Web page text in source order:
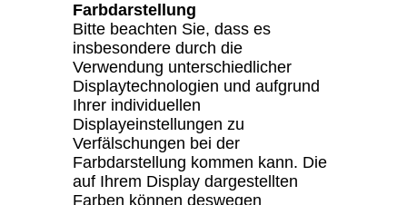
Farbdarstellung
Bitte beachten Sie, dass es
insbesondere durch die
Verwendung unterschiedlicher
Displaytechnologien und aufgrund
Ihrer individuellen
Displayeinstellungen zu
Verfälschungen bei der
Farbdarstellung kommen kann. Die
auf Ihrem Display dargestellten
Farben können deswegen